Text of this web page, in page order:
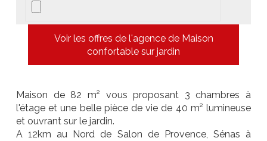
Voir les offres de l'agence de Maison
confortable sur jardin
Maison de 82 m² vous proposant 3 chambres à
l'étage et une belle pièce de vie de 40 m² lumineuse
et ouvrant sur le jardin.
A 12km au Nord de Salon de Provence, Sénas à